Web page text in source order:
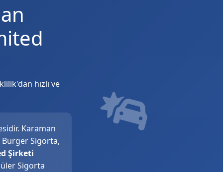
hızlı ve
Karaman
Sigorta,
Şirketi
Sigorta